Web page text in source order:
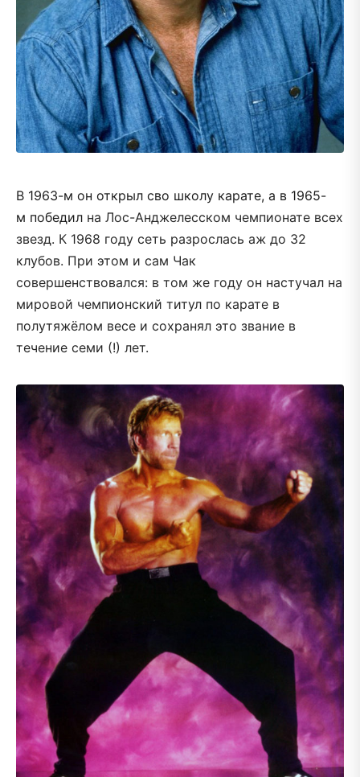
В 1963-м он открыл сво школу карате, а в 1965-
м победил на Лос-Анджелесском чемпионате всех
звезд. К 1968 году сеть разрослась аж до 32
клубов. При этом и сам Чак
совершенствовался: в том же году он настучал на
мировой чемпионский титул по карате в
полутяжёлом весе и сохранял это звание в
течение семи (!) лет.